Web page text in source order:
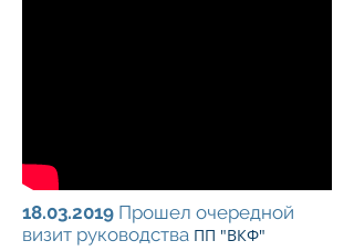
18.03.2019 Прошел очередной
визит руководства ПП "ВКФ"